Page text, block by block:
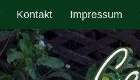
Kontakt Impressum